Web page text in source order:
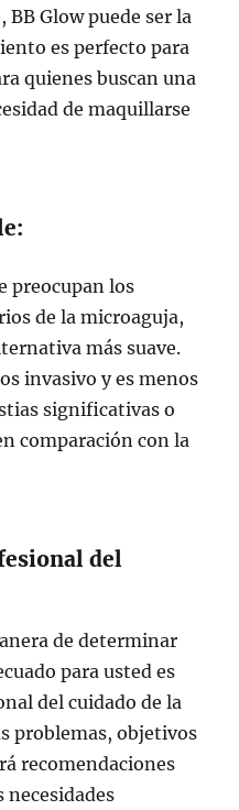
Glow puede ser la
es perfecto para
quienes buscan una
de maquillarse
preocupan los
de la microaguja,
más suave.
invasivo y es menos
significativas o
comparación con la
del
de determinar
para usted es
del cuidado de la
problemas, objetivos
recomendaciones
necesidades